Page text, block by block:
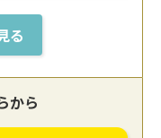
る
から